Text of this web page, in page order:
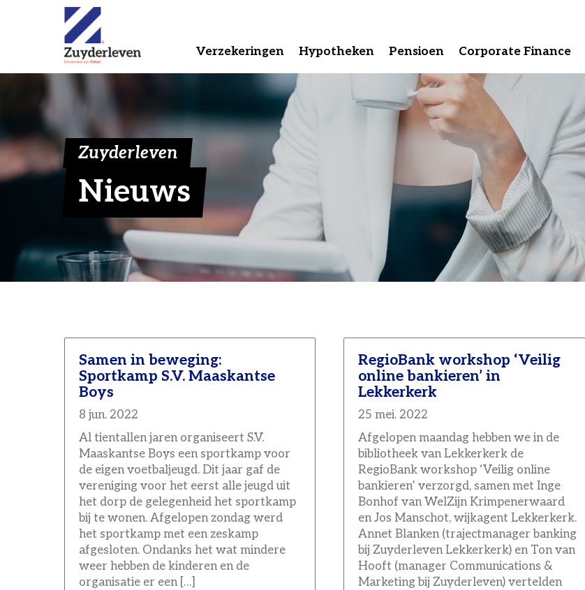
Verzekeringen Hypotheken Pensioen Corporate Finance
Zuyderleven
Nieuws
Samen in beweging:
Sportkamp S.V. Maaskantse
Boys
8 jun. 2022
Al tientallen jaren organiseert S.V.
Maaskantse Boys een sportkamp voor
de eigen voetbaljeugd. Dit jaar gaf de
vereniging voor het eerst alle jeugd uit
het dorp de gelegenheid het sportkamp
bij te wonen. Afgelopen zondag werd
het sportkamp met een zeskamp
afgesloten. Ondanks het wat mindere
weer hebben de kinderen en de
organisatie er een […]
RegioBank workshop ‘Veilig
online bankieren’ in
Lekkerkerk
25 mei. 2022
Afgelopen maandag hebben we in de
bibliotheek van Lekkerkerk de
RegioBank workshop ‘Veilig online
bankieren’ verzorgd, samen met Inge
Bonhof van WelZijn Krimpenerwaard
en Jos Manschot, wijkagent Lekkerkerk.
Annet Blanken (trajectmanager banking
bij Zuyderleven Lekkerkerk) en Ton van
Hooft (manager Communications &
Marketing bij Zuyderleven) vertelden